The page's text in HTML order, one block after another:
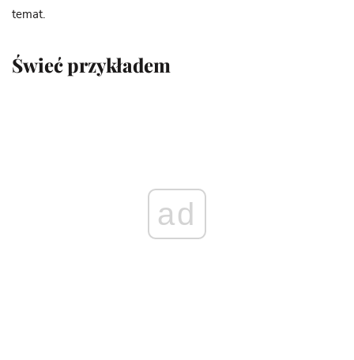
temat.
Świeć przykładem
ad